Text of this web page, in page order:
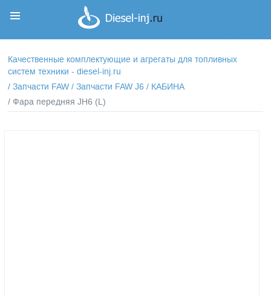
Качественные комплектующие и агрегаты для топливных
систем техники - diesel-inj.ru
/Запчасти FAW /Запчасти FAW J6 / КАБИНА
/ Фара передняя JН6 (L)